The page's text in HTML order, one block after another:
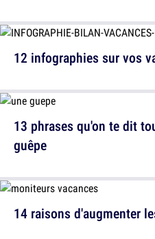
13 phrases qu'on te dit
guêpe
12 infographies sur vos
14 raisons d'augmenter